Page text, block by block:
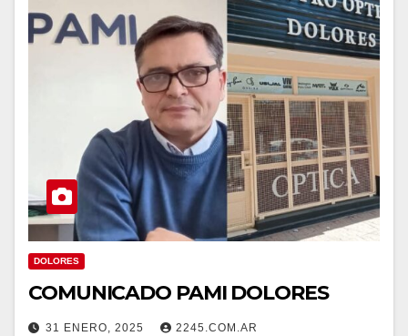
DOLORES
COMUNICADO PAMI DOLORES
31 ENERO, 2025 2245.COM.AR